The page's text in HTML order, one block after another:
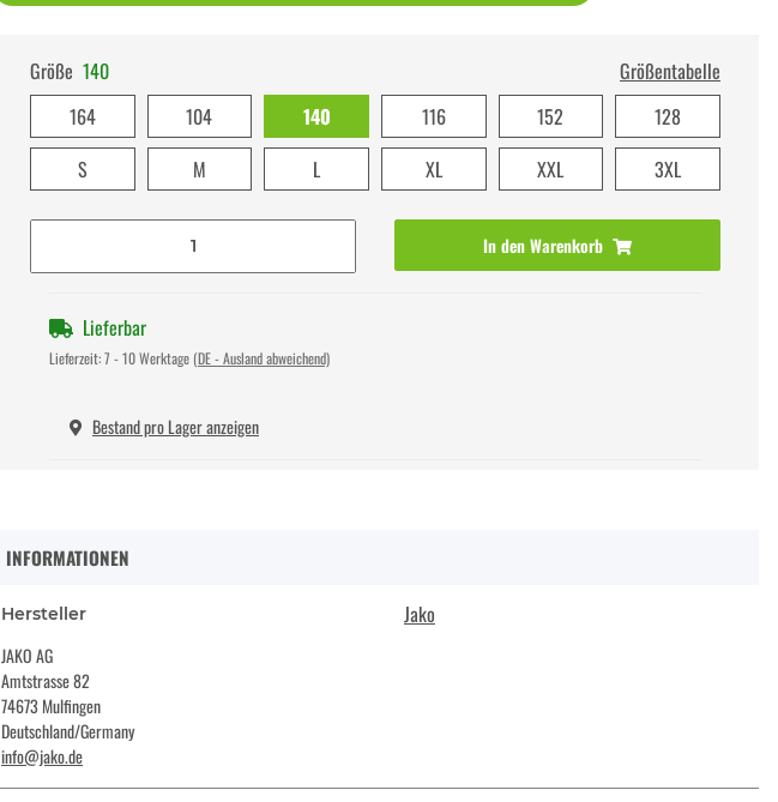
Größe 140
Größentabelle
164
104 140 116 152
128
S
M L XL XXL 3XL
In den Warenkorb
Lieferbar
Lieferzeit:7 - 10 Werktage (DE - Ausland abweichend)
Bestand pro Lager anzeigen
INFORMATIONEN
Hersteller Jako
JAKO AG
Amtstrasse 82
74673 Mulfingen
Deutschland/Germany
info@jako.de